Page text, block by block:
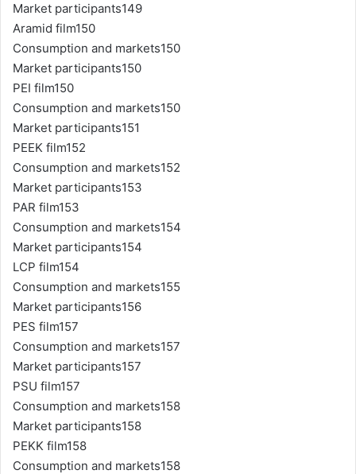
Market participants149
Aramid film150
Consumption and markets150
Market participants150
PEI film150
Consumption and markets150
Market participants151
PEEK film152
Consumption and markets152
Market participants153
PAR film153
Consumption and markets154
Market participants154
LCP film154
Consumption and markets155
Market participants156
PES film157
Consumption and markets157
Market participants157
PSU film157
Consumption and markets158
Market participants158
PEKK film158
Consumption and markets158